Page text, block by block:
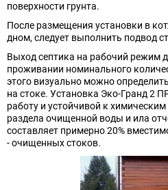
поверхности грунта.
После размещения установки в
дном, следует выполнить подвод
Выход септика на рабочий режим
проживании номинального
этого визуально можно
на стоке. Установка Эко-Гранд 2
работу и устойчивой к
раздела очищенной воды и ила
составляет примерно 20%
- очищенных стоков.